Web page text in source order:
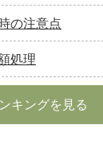
の注意点
処理
キングを見る